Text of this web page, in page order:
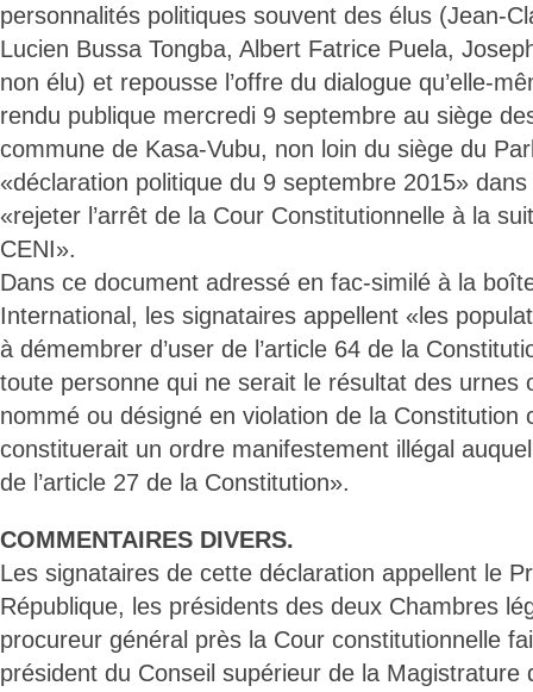
personnalités politiques souvent des élus (Jean-
Lucien Bussa Tongba, Albert Fatrice Puela,
non élu) et repousse l’offre du dialogue qu’elle-
rendu publique mercredi 9 septembre au siège
commune de Kasa-Vubu, non loin du siège du
«déclaration politique du 9 septembre 2015»
«rejeter l’arrêt de la Cour Constitutionnelle à la
CENI».
Dans ce document adressé en fac-similé à la
International, les signataires appellent «les
à démembrer d’user de l’article 64 de la
toute personne qui ne serait le résultat des urnes
nommé ou désigné en violation de la Constitution
constituerait un ordre manifestement illégal
de l’article 27 de la Constitution».
COMMENTAIRES DIVERS.
Les signataires de cette déclaration appellent le
République, les présidents des deux Chambres
procureur général près la Cour constitutionnelle
président du Conseil supérieur de la Magistrature